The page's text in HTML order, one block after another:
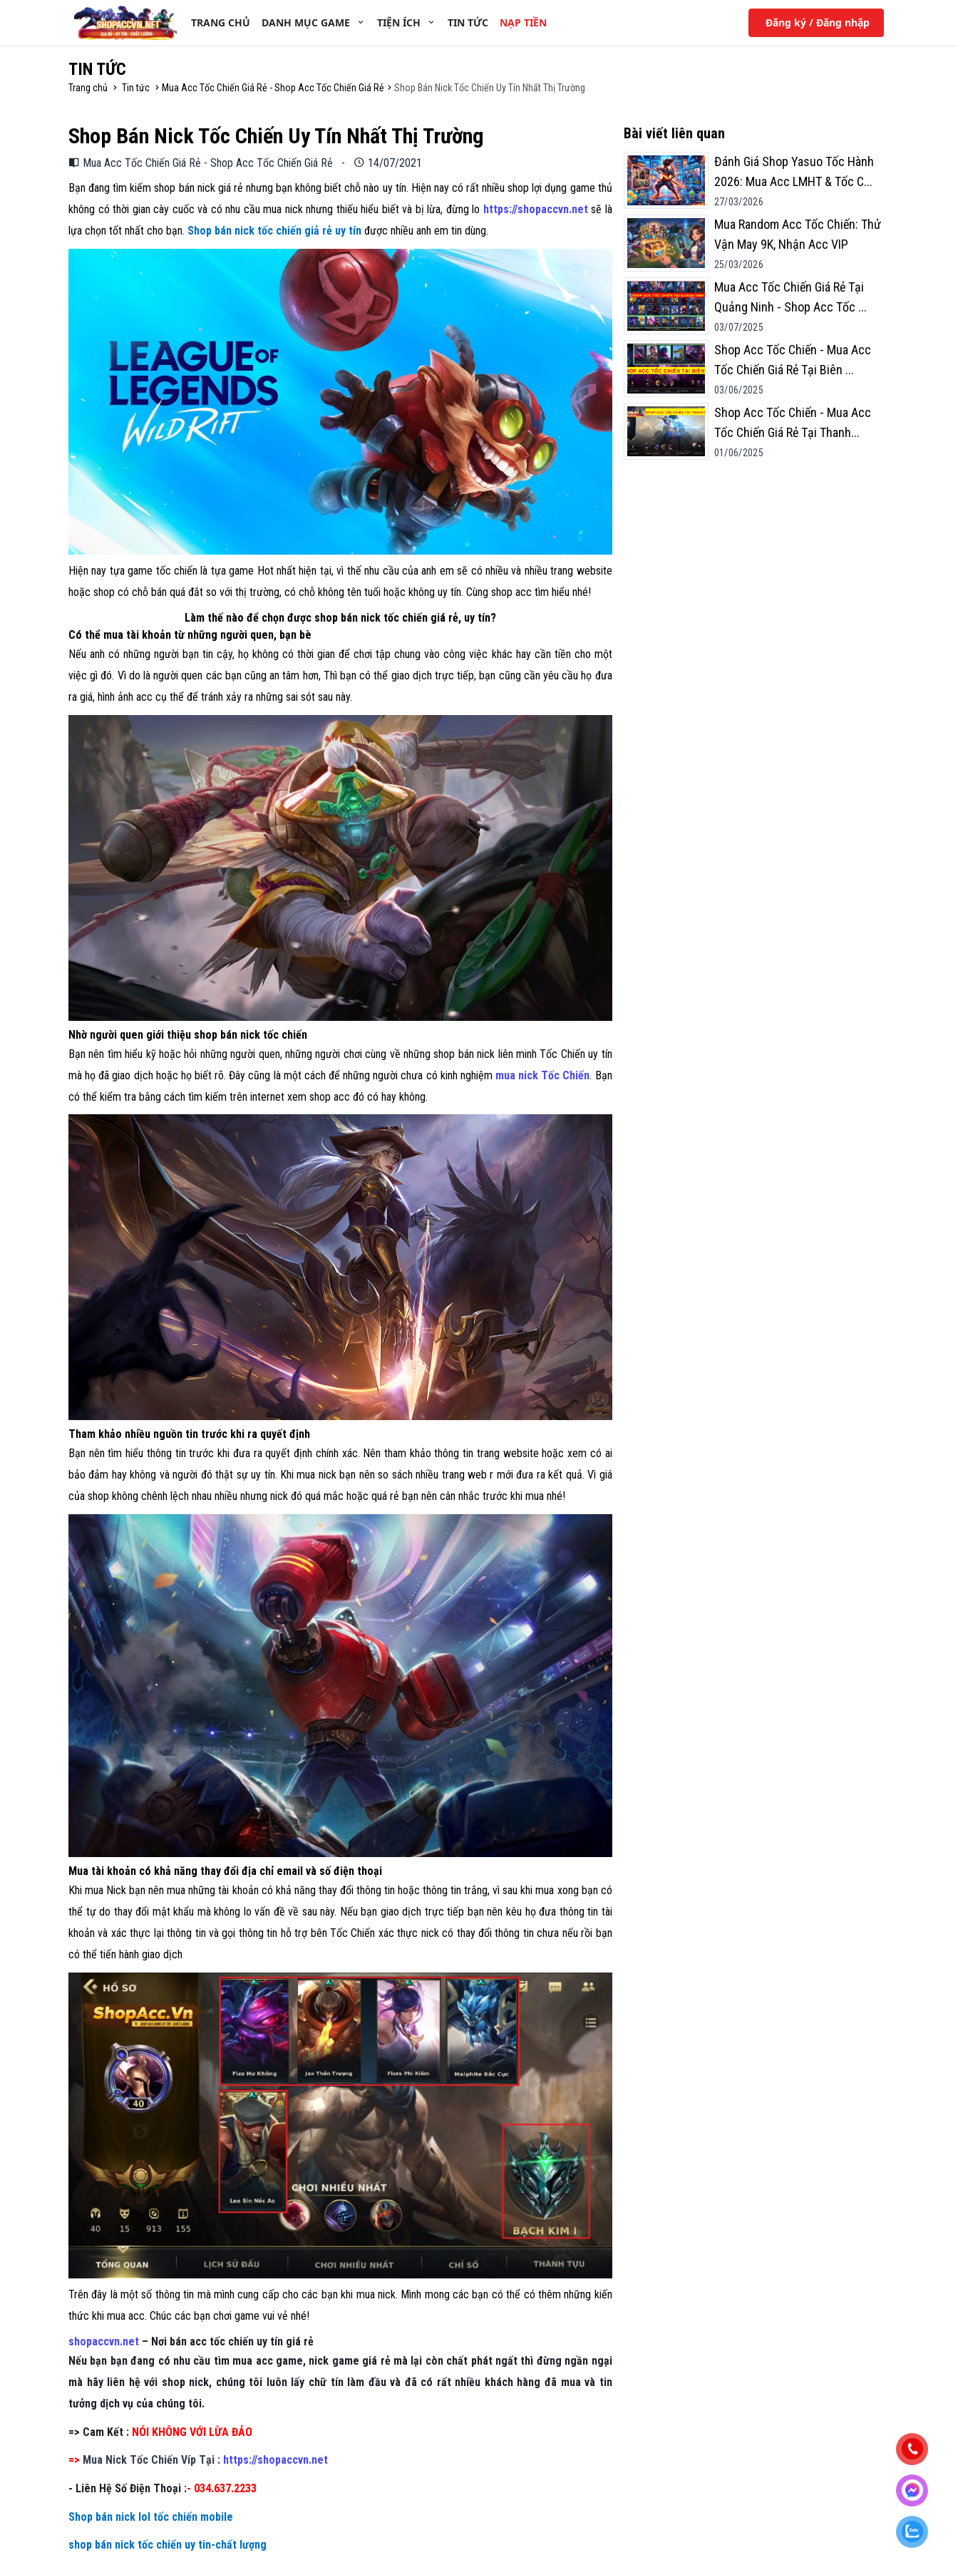
TRANG CHỦ DANH MỤC GAME TIỆN ÍCH TIN TỨC NẠP TIỀN Đăng ký / Đăng nhập
TIN TỨC
Trang chủ Tin tức Mua Acc Tốc Chiến Giá Rẻ - Shop Acc Tốc Chiến Giá Rẻ Shop Bán Nick Tốc Chiến Uy Tín Nhất Thị Trường
Shop Bán Nick Tốc Chiến Uy Tín Nhất Thị Trường
Mua Acc Tốc Chiến Giá Rẻ - Shop Acc Tốc Chiến Giá Rẻ -
14/07/2021
Bạn đang tìm kiếm shop bán nick giá rẻ nhưng bạn không biết chỗ nào uy tín. Hiện nay có rất nhiều shop lợi dụng game thủ
không có thời gian cày cuốc và có nhu cầu mua nick nhưng thiếu hiểu biết và bị lừa, đừng lo https://shopaccvn.net sẽ là
lựa chọn tốt nhất cho bạn. Shop bán nick tốc chiến giả rẻ uy tín được nhiều anh em tin dùng.
Hiện nay tựa game tốc chiến là tựa game Hot nhất hiện tại, vì thế nhu cầu của anh em sẽ có nhiều và nhiều trang website
hoặc shop có chỗ bán quá đắt so với thị trường, có chỗ không tên tuổi hoặc không uy tín. Cùng shop acc tìm hiểu nhé!
Làm thế nào để chọn được shop bán nick tốc chiến giá rẻ, uy tín?
Có thể mua tài khoản từ những người quen, bạn bè
Nếu anh có những người bạn tin cậy, họ không có thời gian để chơi tập chung vào công việc khác hay cần tiền cho một
việc gì đó. Vì do là người quen các bạn cũng an tâm hơn, Thì bạn có thể giao dịch trực tiếp, bạn cũng cần yêu cầu họ đưa
ra giá, hình ảnh acc cụ thể để tránh xảy ra những sai sót sau này.
Nhờ người quen giới thiệu shop bán nick tốc chiến
Bạn nên tìm hiểu kỹ hoặc hỏi những người quen, những người chơi cùng về những shop bán nick liên minh Tốc Chiến uy tín
mà họ đã giao dịch hoặc họ biết rõ. Đây cũng là một cách để những người chưa có kinh nghiệm mua nick Tốc Chiến. Bạn
có thể kiểm tra bằng cách tìm kiếm trên internet xem shop acc đó có hay không.
Tham khảo nhiều nguồn tin trước khi ra quyết định
Bạn nên tìm hiểu thông tin trước khi đưa ra quyết định chính xác. Nên tham khảo thông tin trang website hoặc xem có ai
bảo đảm hay không và người đó thật sự uy tín. Khi mua nick bạn nên so sách nhiều trang web r mới đưa ra kết quả. Vì giá
của shop không chênh lệch nhau nhiều nhưng nick đó quá mắc hoặc quá rẻ bạn nên cân nhắc trước khi mua nhé!
Mua tài khoản có khả năng thay đổi địa chỉ email và số điện thoại
Khi mua Nick bạn nên mua những tài khoản có khả năng thay đổi thông tin hoặc thông tin trắng, vì sau khi mua xong bạn có
thể tự do thay đổi mật khẩu mà không lo vấn đề về sau này. Nếu bạn giao dịch trực tiếp bạn nên kêu họ đưa thông tin tài
khoản và xác thực lại thông tin và gọi thông tin hỗ trợ bên Tốc Chiến xác thực nick có thay đổi thông tin chưa nếu rồi bạn
có thể tiến hành giao dịch
Trên đây là một số thông tin mà mình cung cấp cho các bạn khi mua nick. Mình mong các bạn có thể có thêm những kiến
thức khi mua acc. Chúc các bạn chơi game vui vẻ nhé!
shopaccvn.net – Nơi bán acc tốc chiến uy tín giá rẻ
Nếu bạn bạn đang có nhu cầu tìm mua acc game, nick game giá rẻ mà lại còn chất phát ngất thì đừng ngần ngại
mà hãy liên hệ với shop nick, chúng tôi luôn lấy chữ tín làm đầu và đã có rất nhiều khách hàng đã mua và tin
tưởng dịch vụ của chúng tôi.
=> Cam Kết : NÓI KHÔNG VỚI LỪA ĐẢO
=> Mua Nick Tốc Chiến Víp Tại : https://shopaccvn.net
- Liên Hệ Số Điện Thoại :- 034.637.2233
Shop bán nick lol tốc chiến mobile
shop bán nick tốc chiến uy tin-chất lượng
Bài viết liên quan
Đánh Giá Shop Yasuo Tốc Hành
2026: Mua Acc LMHT & Tốc C...
27/03/2026
Mua Random Acc Tốc Chiến: Thử
Vận May 9K, Nhận Acc VIP
25/03/2026
Mua Acc Tốc Chiến Giá Rẻ Tại
Quảng Ninh - Shop Acc Tốc ...
03/07/2025
Shop Acc Tốc Chiến - Mua Acc
Tốc Chiến Giá Rẻ Tại Biên ...
03/06/2025
Shop Acc Tốc Chiến - Mua Acc
Tốc Chiến Giá Rẻ Tại Thanh...
01/06/2025